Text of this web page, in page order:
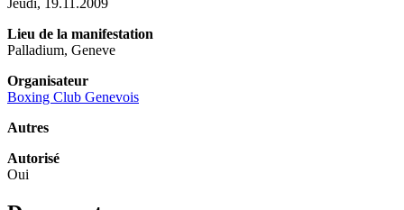
Lieu de la manifestation
Palladium, Geneve
Organisateur
Boxing Club Genevois
Autres
Autorisé
Oui